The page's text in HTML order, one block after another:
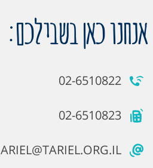
אנחנו כאן בשבילכם:
02-6510822
02-6510823
ARIEL@TARIEL.ORG.IL